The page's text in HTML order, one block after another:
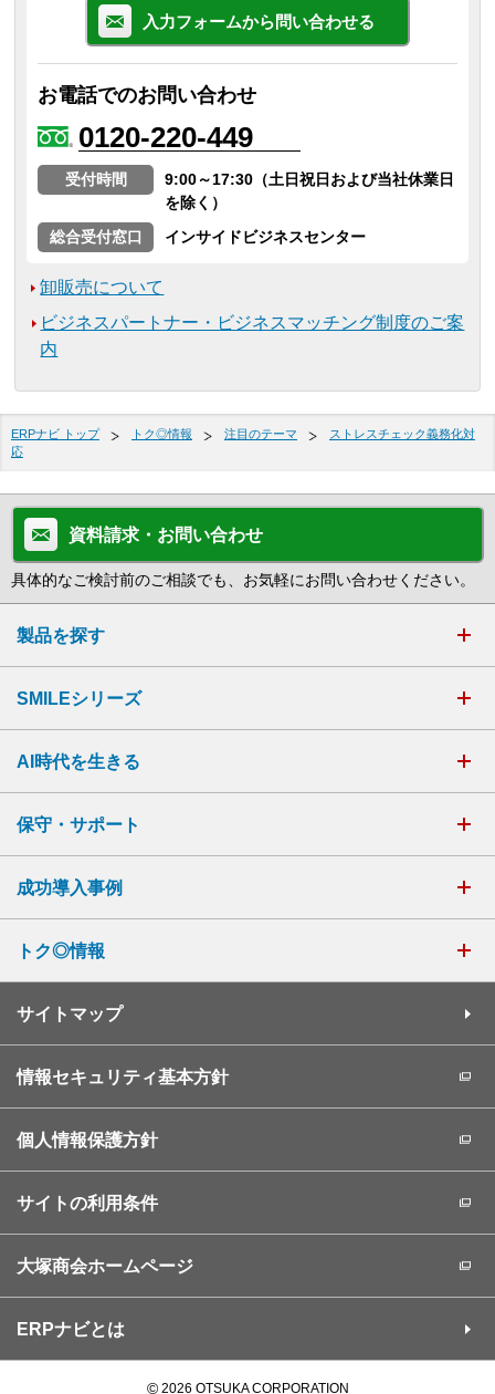
入力フォームから問い合わせる
お電話でのお問い合わせ
0120-220-449
受付時間
9:00～17:30（土日祝日および当社休業日
を除く）
総合受付窓口
インサイドビジネスセンター
卸販売について
ビジネスパートナー・ビジネスマッチング制度のご案
内
ERPナビ トップ トク◎情報 注目のテーマ
ストレスチェック義務化対
応
資料請求・お問い合わせ
具体的なご検討前のご相談でも、お気軽にお問い合わせください。
製品を探す
SMILEシリーズ
AI時代を生きる
保守・サポート
成功導入事例
トク◎情報
サイトマップ
情報セキュリティ基本方針
個人情報保護方針
サイトの利用条件
大塚商会ホームページ
ERPナビとは
©2026 OTSUKA CORPORATION